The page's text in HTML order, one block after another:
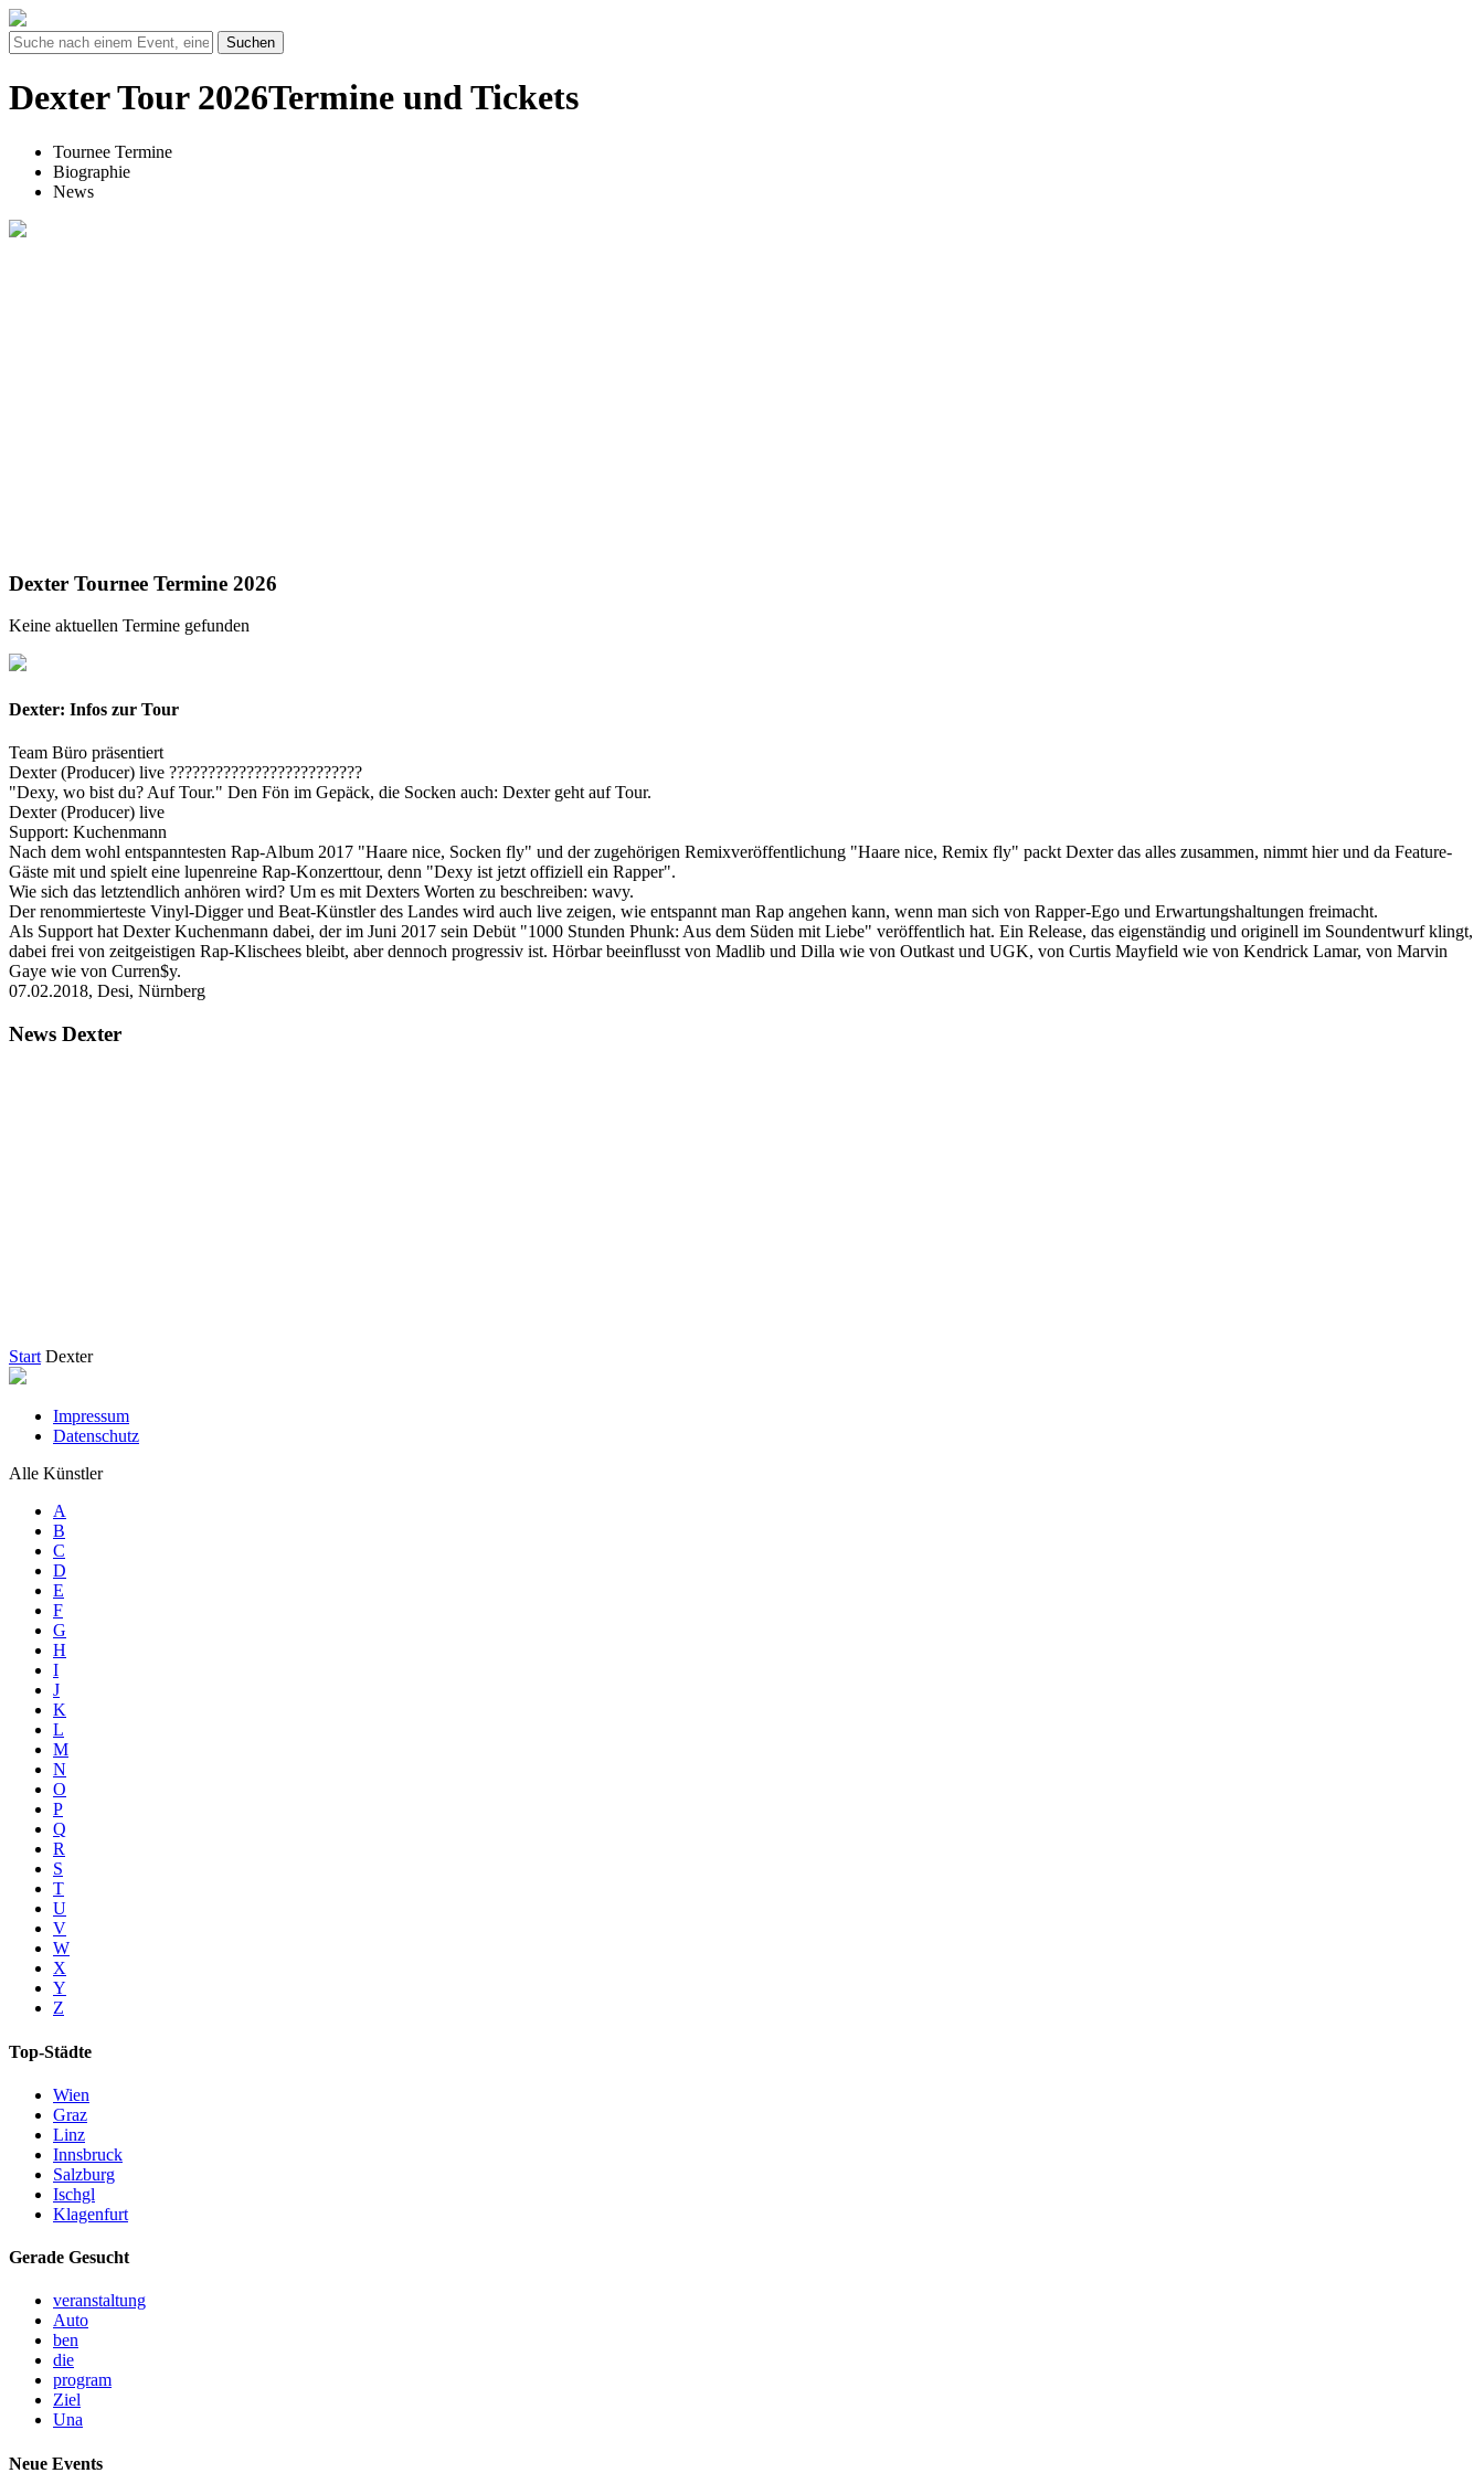
Suchen
Dexter Tour 2026Termine und Tickets
Tournee Termine
Biographie
News
Dexter Tournee Termine 2026
Keine aktuellen Termine gefunden
Dexter: Infos zur Tour
Team Büro präsentiert
Dexter (Producer) live ?????????????????????????
"Dexy, wo bist du? Auf Tour." Den Fön im Gepäck, die Socken auch: Dexter geht auf Tour.
Dexter (Producer) live
Support: Kuchenmann
Nach dem wohl entspanntesten Rap-Album 2017 "Haare nice, Socken fly" und der zugehörigen Remixveröffentlichung "Haare nice, Remix fly" packt Dexter das alles zusammen, nimmt hier und da Feature-
Gäste mit und spielt eine lupenreine Rap-Konzerttour, denn "Dexy ist jetzt offiziell ein Rapper".
Wie sich das letztendlich anhören wird? Um es mit Dexters Worten zu beschreiben: wavy.
Der renommierteste Vinyl-Digger und Beat-Künstler des Landes wird auch live zeigen, wie entspannt man Rap angehen kann, wenn man sich von Rapper-Ego und Erwartungshaltungen freimacht.
Als Support hat Dexter Kuchenmann dabei, der im Juni 2017 sein Debüt "1000 Stunden Phunk: Aus dem Süden mit Liebe" veröffentlich hat. Ein Release, das eigenständig und originell im Soundentwurf klingt,
dabei frei von zeitgeistigen Rap-Klischees bleibt, aber dennoch progressiv ist. Hörbar beeinflusst von Madlib und Dilla wie von Outkast und UGK, von Curtis Mayfield wie von Kendrick Lamar, von Marvin
Gaye wie von Curren$y.
07.02.2018, Desi, Nürnberg
News Dexter
Start Dexter
Impressum
Datenschutz
Alle Künstler
A
B
C
D
E
F
G
H
I
J
K
L
M
N
O
P
Q
R
S
T
U
V
W
X
Y
Z
Top-Städte
Wien
Graz
Linz
Innsbruck
Salzburg
Ischgl
Klagenfurt
Gerade Gesucht
veranstaltung
Auto
ben
die
program
Ziel
Una
Neue Events